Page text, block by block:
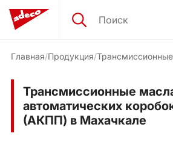
Главная Продукция
Трансмиссионные
автоматических
(АКПП) в Махачкале